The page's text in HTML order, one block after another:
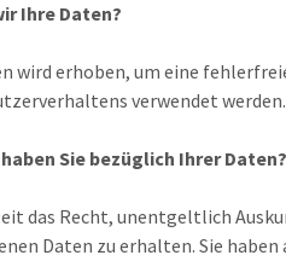
Ihre Daten?
wird erhoben, um eine
verwendet werden.
Sie bezüglich Ihrer Daten?
das Recht, unentgeltlich
Daten zu erhalten. Sie